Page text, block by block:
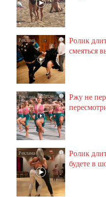
i
Ролик
смеяться
i
Ржу не
i
Ролик
будете в